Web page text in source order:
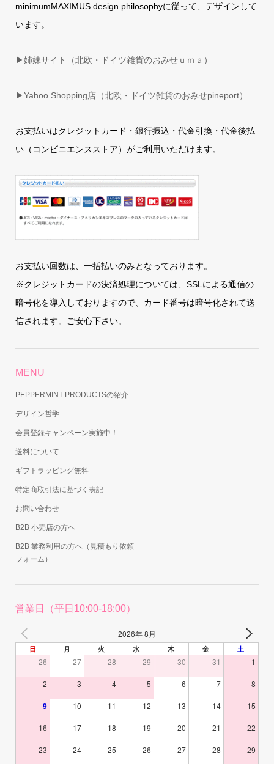
minimumMAXIMUS design philosophyに従って、デザインして
います。
▶姉妹サイト（北欧・ドイツ雑貨のおみせｕｍａ）
▶Yahoo Shopping店（北欧・ドイツ雑貨のおみせpineport）
お支払いはクレジットカード・銀行振込・代金引換・代金後払
い（コンビニエンスストア）がご利用いただけます。
お支払い回数は、一括払いのみとなっております。
※クレジットカードの決済処理については、SSLによる通信の
暗号化を導入しておりますので、カード番号は暗号化されて送
信されます。ご安心下さい。
MENU
PEPPERMINT PRODUCTSの紹介
デザイン哲学
会員登録キャンペーン実施中！
送料について
ギフトラッピング無料
特定商取引法に基づく表記
お問い合わせ
B2B 小売店の方へ
B2B 業務利用の方へ（見積もり依頼
フォーム）
営業日（平日10:00-18:00）
2026年 8月
日 月 火 水 木 金 土
26 27 28 29 30 31 1
2 3 4 5 6 7 8
9 10 11 12 13 14 15
16 17 18 19 20 21 22
23 24 25 26 27 28 29